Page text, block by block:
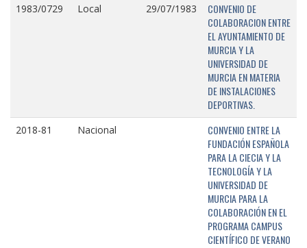
1983/0729 Local 29/07/1983
CONVENIO DE
COLABORACION ENTRE
EL AYUNTAMIENTO DE
MURCIA Y LA
UNIVERSIDAD DE
MURCIA EN MATERIA
DE INSTALACIONES
DEPORTIVAS.
2018-81 Nacional
CONVENIO ENTRE LA
FUNDACIÓN ESPAÑOLA
PARA LA CIECIA Y LA
TECNOLOGÍA Y LA
UNIVERSIDAD DE
MURCIA PARA LA
COLABORACIÓN EN EL
PROGRAMA CAMPUS
CIENTÍFICO DE VERANO